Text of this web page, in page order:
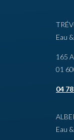
Eau
165
01
04
Eau